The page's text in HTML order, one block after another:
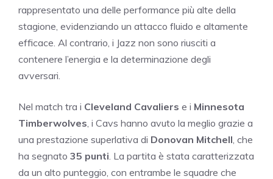
rappresentato una delle performance più alte della
stagione, evidenziando un attacco fluido e altamente
efficace. Al contrario, i Jazz non sono riusciti a
contenere l’energia e la determinazione degli
avversari.
Nel match tra i Cleveland Cavaliers e i Minnesota
Timberwolves , i Cavs hanno avuto la meglio grazie a
una prestazione superlativa di Donovan Mitchell , che
ha segnato 35 punti . La partita è stata caratterizzata
da un alto punteggio, con entrambe le squadre che